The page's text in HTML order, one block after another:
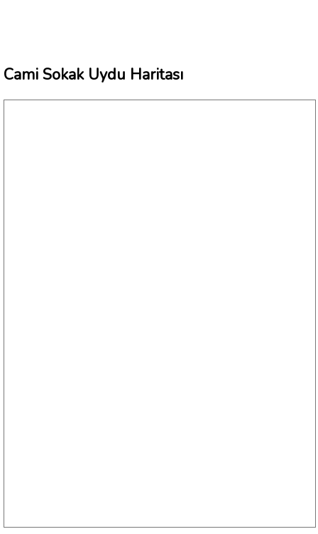
Cami Sokak Uydu Haritası